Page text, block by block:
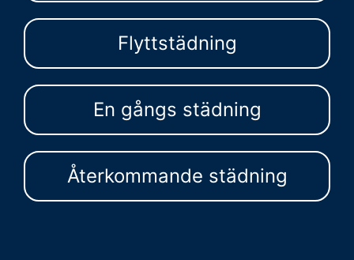
Flyttstädning
En gångs städning
Återkommande städning